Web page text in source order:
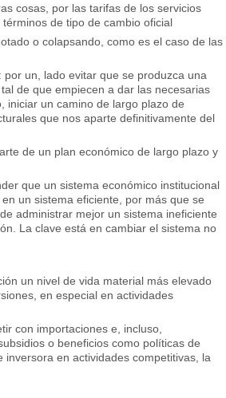
cosas, por las tarifas de los servicios
de tipo de cambio oficial
o colapsando, como es el caso de las
un, lado evitar que se produzca una
de que empiecen a dar las necesarias
iniciar un camino de largo plazo de
que nos aparte definitivamente del
de un plan económico de largo plazo y
que un sistema económico institucional
un sistema eficiente, por más que se
administrar mejor un sistema ineficiente
La clave está en cambiar el sistema no
un nivel de vida material más elevado
en especial en actividades
con importaciones e, incluso,
o beneficios como políticas de
en actividades competitivas, la